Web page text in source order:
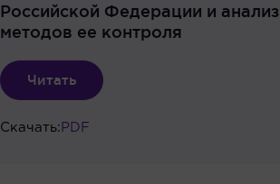
Российской Федерации и анализ
методов ее контроля
Читать
Скачать: PDF